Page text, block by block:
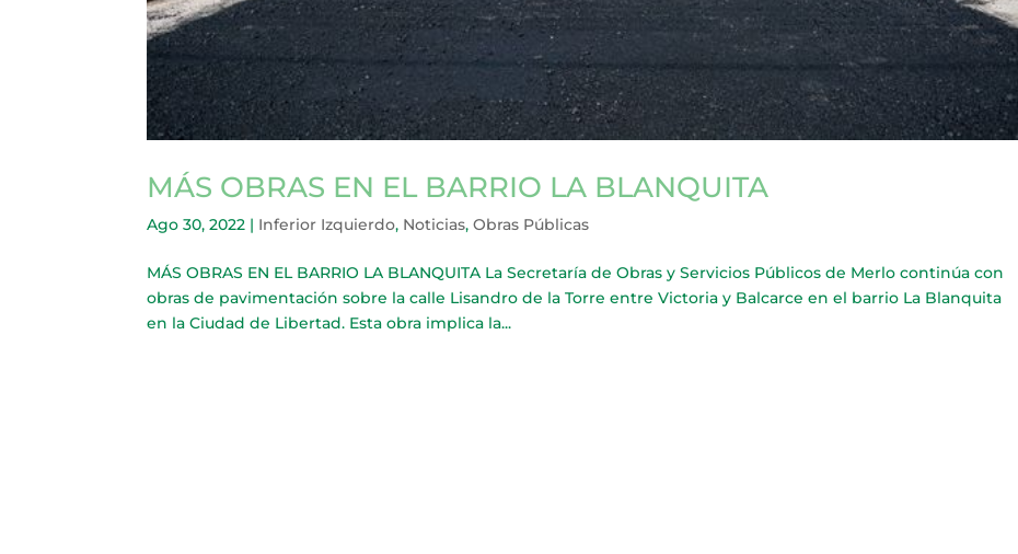
MÁS OBRAS EN EL BARRIO LA BLANQUITA
Ago 30, 2022 | Inferior Izquierdo, Noticias,Obras Públicas
MÁS OBRAS EN EL BARRIO LA BLANQUITA La Secretaría de Obras y Servicios Públicos de Merlo continúa con
obras de pavimentación sobre la calle Lisandro de la Torre entre Victoria y Balcarce en el barrio La Blanquita
en la Ciudad de Libertad. Esta obra implica la...